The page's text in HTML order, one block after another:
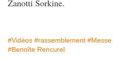
Zanotti Sorkine.
#Vidéos #rassemblement #Messe
#Benoîte Rencurel